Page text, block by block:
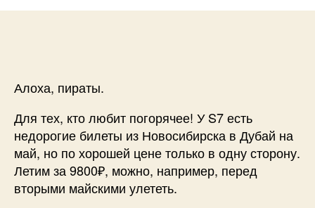
в
одну
Алоха, пираты.
Для тех, кто любит погорячее! У S7 есть
недорогие билеты из Новосибирска в Дубай на
май, но по хорошей цене только в одну сторону.
Летим за 9800₽, можно, например, перед
вторыми майскими улететь.